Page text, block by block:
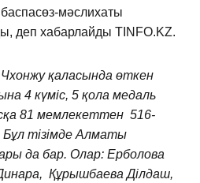
мәслихаты
деп хабарлайды TINFO.KZ.
қаласында өткен
4 күміс, 5 қола медаль
81 мемлекеттен 516-
тізімде Алматы
да бар. Олар: Ерболова
Құрышбаева Ділдаш,